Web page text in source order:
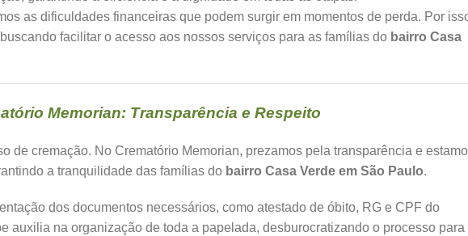
as dificuldades financeiras que podem surgir em momentos de perda. Por
facilitar o acesso aos nossos serviços para as famílias do bairro Casa
Memorian: Transparência e Respeito
de cremação. No Crematório Memorian, prezamos pela transparência e
a tranquilidade das famílias do bairro Casa Verde em São Paulo.
dos documentos necessários, como atestado de óbito, RG e CPF do
auxilia na organização de toda a papelada, desburocratizando o processo para